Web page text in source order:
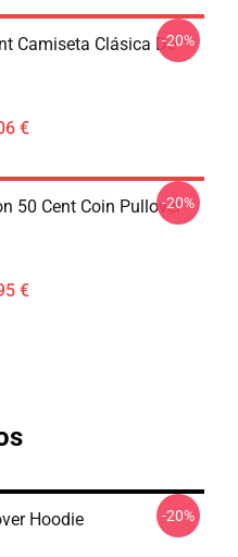
Camiseta Clásica De
€
-20%
50 Cent Coin Pullover
€
-20%
Hoodie -20%